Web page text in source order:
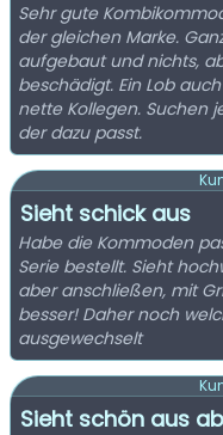
Sehr gute
der gleichen Marke.
aufgebaut und nichts,
beschädigt. Ein Lob
nette Kollegen. Suchen
der dazu passt.
Sieht schick aus
Habe die Kommoden
Serie bestellt. Sieht
aber anschließen, mit
besser! Daher noch
ausgewechselt
Sieht schön aus